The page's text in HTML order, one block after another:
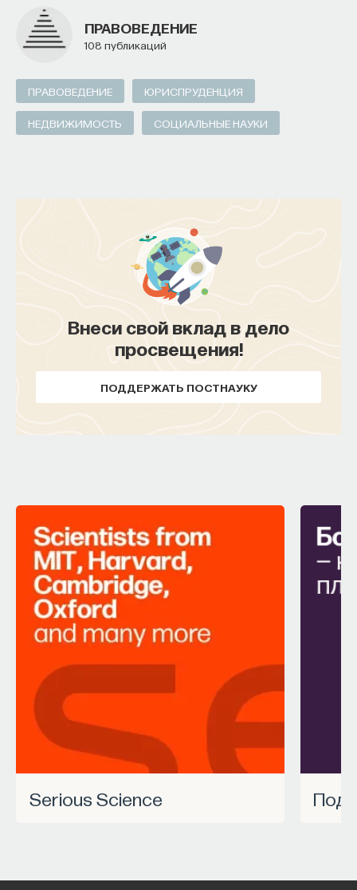
ПРАВОВЕДЕНИЕ
108 публикаций
ПРАВОВЕДЕНИЕ ЮРИСПРУДЕНЦИЯ
НЕДВИЖИМОСТЬ СОЦИАЛЬНЫЕ НАУКИ
Внеси свой вклад в дело
просвещения!
ПОДДЕРЖАТЬ ПОСТНАУКУ
Serious Science